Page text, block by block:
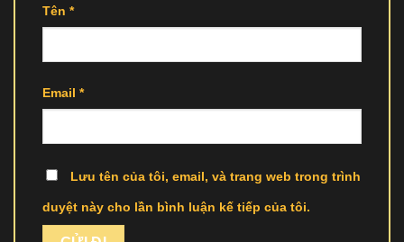
Tên *
Email *
Lưu tên của tôi, email, và trang web trong trình
duyệt này cho lần bình luận kế tiếp của tôi.